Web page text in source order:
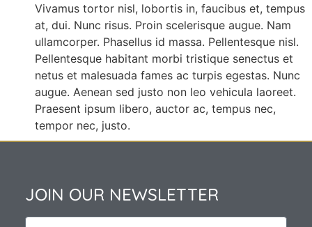
Vivamus tortor nisl, lobortis in, faucibus et, tempus
at, dui. Nunc risus. Proin scelerisque augue. Nam
ullamcorper. Phasellus id massa. Pellentesque nisl.
Pellentesque habitant morbi tristique senectus et
netus et malesuada fames ac turpis egestas. Nunc
augue. Aenean sed justo non leo vehicula laoreet.
Praesent ipsum libero, auctor ac, tempus nec,
tempor nec, justo.
JOIN OUR NEWSLETTER